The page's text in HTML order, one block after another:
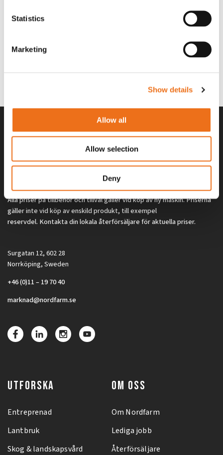
Statistics
Marketing
Show details
Allow all
Allow selection
Deny
Lägg till i varukorg
stämpellogotyp Avant
T-shirt svart 2xl med avant-
(ex. moms)
Alla priser på tillbehör och tillval gäller vid köp av ny maskin. Priserna
gäller inte vid köp av enskild produkt, till exempel
reservdel. Kontakta din lokala återförsäljare för aktuella priser.
Surgatan 12, 602 28
Norrköping, Sweden
+46 (0)11 – 19 70 40
marknad@nordfarm.se
UTFORSKA
Entreprenad
Lantbruk
Skog & landskapsvård
OM OSS
Om Nordfarm
Lediga jobb
Återförsäljare